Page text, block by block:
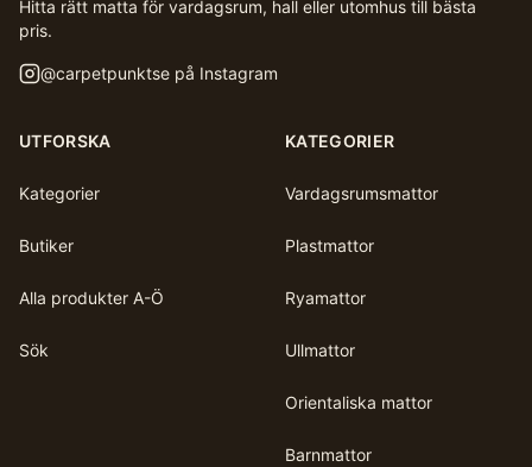
Hitta rätt matta för vardagsrum, hall eller utomhus till bästa
pris.
@carpetpunktse på Instagram
UTFORSKA
Kategorier
Butiker
Alla produkter A-Ö
Sök
KATEGORIER
Vardagsrumsmattor
Plastmattor
Ryamattor
Ullmattor
Orientaliska mattor
Barnmattor